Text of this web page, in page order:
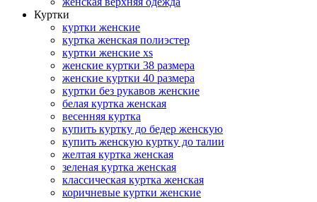
Куртки
куртки женские
куртка женская полиэстер
куртки женские xs
женские куртки 38 размера
женские куртки 40 размера
куртки без рукавов женские
белая куртка женская
весенняя куртка
купить куртку до бедер женскую
купить женскую куртку до талии
желтая куртка женская
зеленая куртка женская
классическая куртка женская
коричневые куртки женские